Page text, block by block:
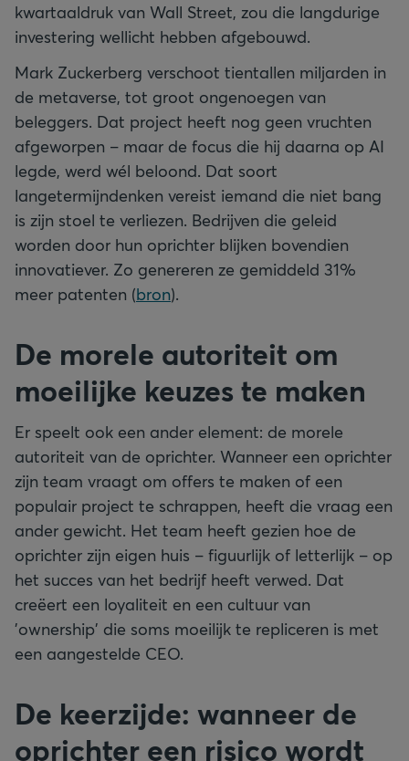
kwartaaldruk van Wall Street, zou die langdurige
investering wellicht hebben afgebouwd.
Mark Zuckerberg verschoot tientallen miljarden in
de metaverse, tot groot ongenoegen van
beleggers. Dat project heeft nog geen vruchten
afgeworpen – maar de focus die hij daarna op AI
legde, werd wél beloond. Dat soort
langetermijndenken vereist iemand die niet bang
is zijn stoel te verliezen. Bedrijven die geleid
worden door hun oprichter blijken bovendien
innovatiever. Zo genereren ze gemiddeld 31%
meer patenten (bron).
De morele autoriteit om
moeilijke keuzes te maken
Er speelt ook een ander element: de morele
autoriteit van de oprichter. Wanneer een oprichter
zijn team vraagt om offers te maken of een
populair project te schrappen, heeft die vraag een
ander gewicht. Het team heeft gezien hoe de
oprichter zijn eigen huis – figuurlijk of letterlijk – op
het succes van het bedrijf heeft verwed. Dat
creëert een loyaliteit en een cultuur van
'ownership' die soms moeilijk te repliceren is met
een aangestelde CEO.
De keerzijde: wanneer de
oprichter een risico wordt